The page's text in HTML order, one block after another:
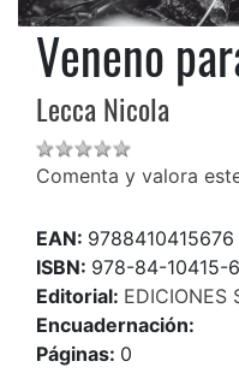
Veneno
Lecca Nicola
Comenta y valora
EAN: 9788410415676
ISBN: 978-84-10415-
Editorial: EDICIONES
Encuadernación:
Páginas: 0